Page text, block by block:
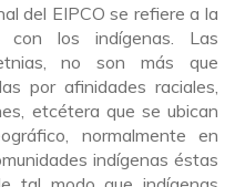
del EIPCO se refiere a la
los indígenas. Las
no son más que
por afinidades raciales,
etcétera que se ubican
normalmente en
indígenas éstas